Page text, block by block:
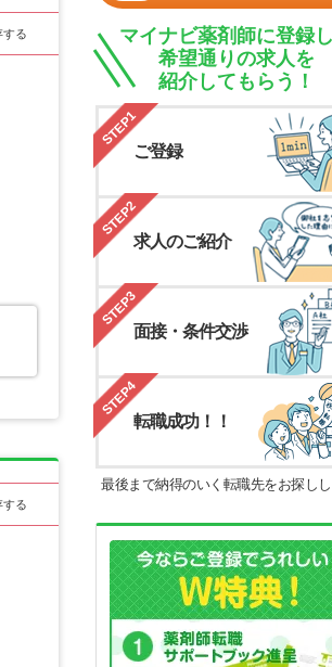
する
する
マイナビ薬剤師に登録
希望通りの求人を
紹介してもらう！
STEP1
ご登録
STEP2
求人のご紹介
STEP3
面接・条件交渉
STEP4
転職成功！！
最後まで納得のいく転職先をお探しし